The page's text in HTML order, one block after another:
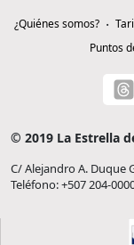
¿Quiénes somos?
Puntos
© 2019 La Estrella
C/ Alejandro A. Duque
Teléfono: +507 204-